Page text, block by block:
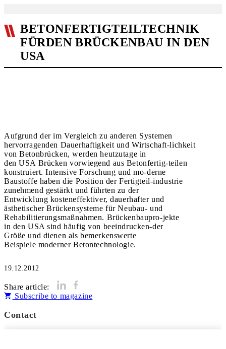
BETONFERTIGTEILTECHNIK
FÜRDEN BRÜCKENBAU IN DEN
USA
Aufgrund der im Vergleich zu anderen Systemen
hervorragenden Dauerhaftigkeit und Wirtschaft-lichkeit
von Betonbrücken, werden heutzutage in
den USA Brücken vorwiegend aus Betonfertig-teilen
konstruiert. Intensive Forschung und mo-derne
Baustoffe haben die Position der Fertigteil-industrie
zunehmend gestärkt und führten zu der
Entwicklung kosteneffektiver, dauerhafter und
ästhetischer Brückensysteme für Neubau- und
Rehabilitierungsmaßnahmen. Brückenbaupro-jekte
in den USA sind häufig von beeindrucken-der
Größe und dienen als bemerkenswerte
Beispiele moderner Betontechnologie.
19.12.2012
Share article:
Subscribe to magazine
Contact